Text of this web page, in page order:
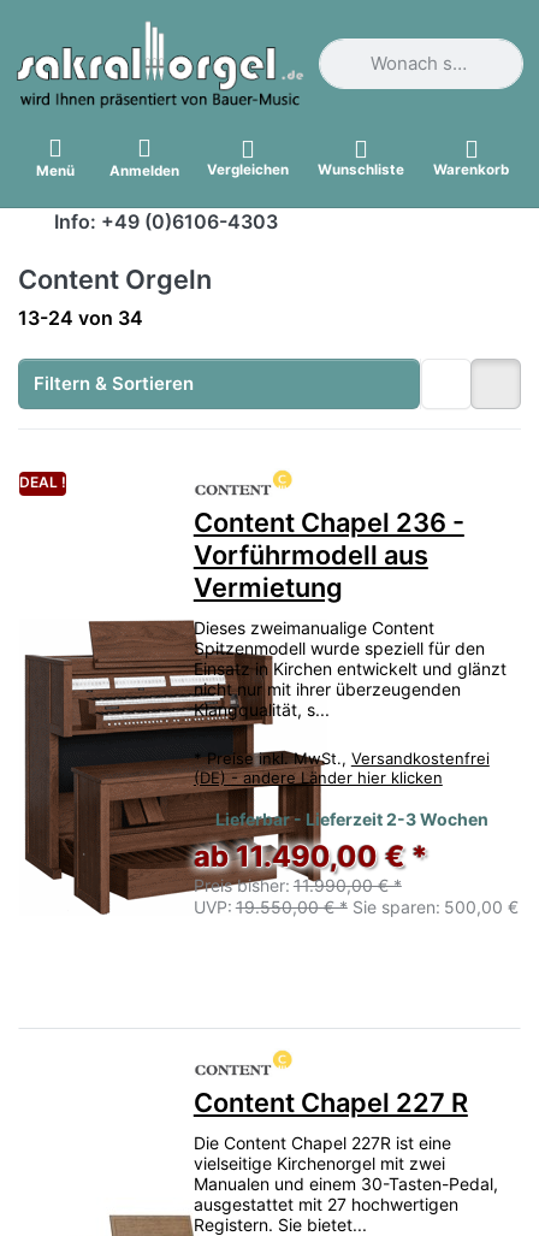
Geben Sie einen
Menü Anmelden Vergleichen Wunschliste Warenkorb
Info: +49 (0)6106-4303
Content Orgeln
Suchergebnisse:
13-24 von 34
Filtern & Sortieren
DEAL !
Content Chapel 236 -
Vorführmodell aus
Vermietung
Dieses zweimanualige Content
Spitzenmodell wurde speziell für den
Einsatz in Kirchen entwickelt und glänzt
nicht nur mit ihrer überzeugenden
Klangqualität, s...
* Preise inkl. MwSt., Versandkostenfrei
(DE) - andere Länder hier klicken
Lieferbar - Lieferzeit 2-3 Wochen
ab 11.490,00 € *
Preis bisher: 11.990,00 € *
UVP: 19.550,00 € * Sie sparen: 500,00 €
Content Chapel 227 R
Die Content Chapel 227R ist eine
vielseitige Kirchenorgel mit zwei
Manualen und einem 30-Tasten-Pedal,
ausgestattet mit 27 hochwertigen
Registern. Sie bietet...